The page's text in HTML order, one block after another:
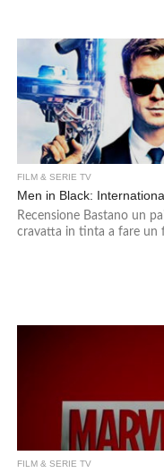
FILM & SERIE TV
Men in Black:
Recensione Bastano un
cravatta in tinta a fare un
FILM & SERIE TV